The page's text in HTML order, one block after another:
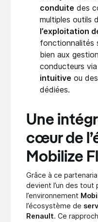
conduite des
multiples outils
l’exploitation
fonctionnalités
bien aux
conducteurs via
intuitive ou des
dédiées.
Une
cœur de
Mobilize
Grâce à ce
devient l’un des
l’environnement
l’écosystème de
Renault. Ce